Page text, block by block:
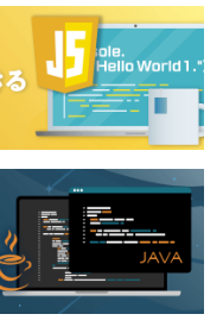
値向上を推進
開発を担当
ックエンド、QA、
機能ごとにプロジェ
います。